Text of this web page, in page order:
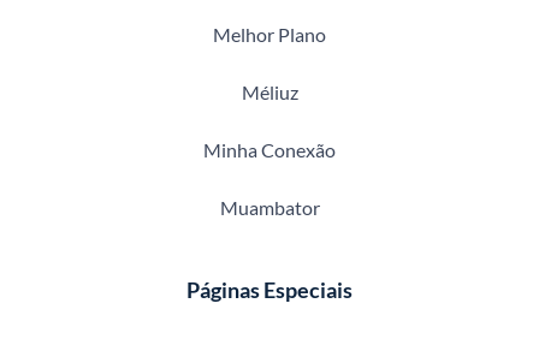
Melhor Plano
Méliuz
Minha Conexão
Muambator
Páginas Especiais